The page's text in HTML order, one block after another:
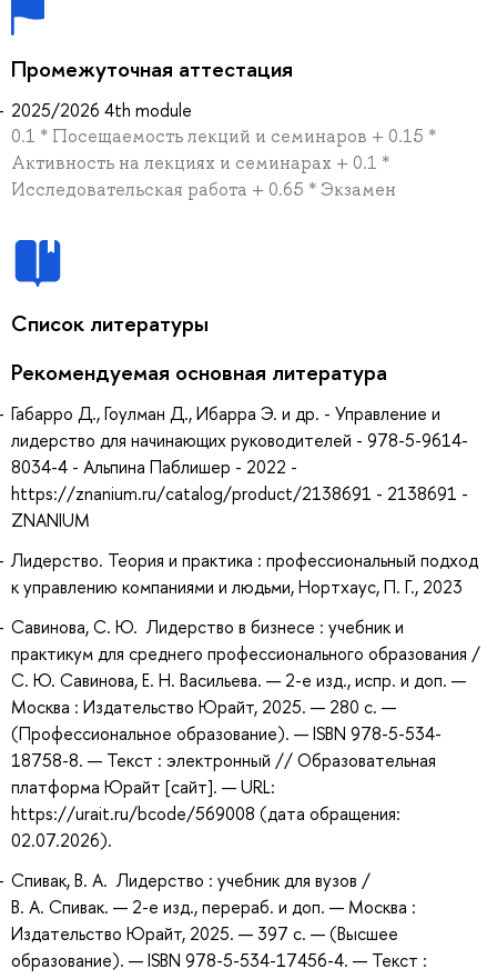
Промежуточная аттестация
2025/2026 4th module
0.1 * Посещаемость лекций и семинаров + 0.15 *
Активность на лекциях и семинарах + 0.1 *
Исследовательская работа + 0.65 * Экзамен
Список литературы
Рекомендуемая основная литература
Габарро Д., Гоулман Д., Ибарра Э. и др. - Управление и
лидерство для начинающих руководителей - 978-5-9614-
8034-4 - Альпина Паблишер - 2022 -
https://znanium.ru/catalog/product/2138691 - 2138691 -
ZNANIUM
Лидерство. Теория и практика : профессиональный подход
к управлению компаниями и людьми, Нортхаус, П. Г., 2023
Савинова, С. Ю. Лидерство в бизнесе : учебник и
практикум для среднего профессионального образования /
С. Ю. Савинова, Е. Н. Васильева. — 2-е изд., испр. и доп. —
Москва : Издательство Юрайт, 2025. — 280 с. —
(Профессиональное образование). — ISBN 978-5-534-
18758-8. — Текст : электронный // Образовательная
платформа Юрайт [сайт]. — URL:
https://urait.ru/bcode/569008 (дата обращения:
02.07.2026).
Спивак, В. А. Лидерство : учебник для вузов /
В. А. Спивак. — 2-е изд., перераб. и доп. — Москва :
Издательство Юрайт, 2025. — 397 с. — (Высшее
образование). — ISBN 978-5-534-17456-4. — Текст :